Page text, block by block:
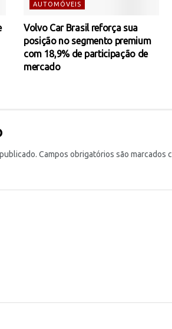
AUTOMÓVEIS
Volvo Car Brasil reforça sua
posição no segmento premium
com 18,9% de participação de
mercado
Campos obrigatórios são marcados